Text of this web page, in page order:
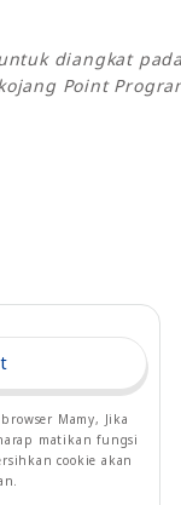
diangkat
Point
Mamy, Jika
matikan fungsi
cookie akan